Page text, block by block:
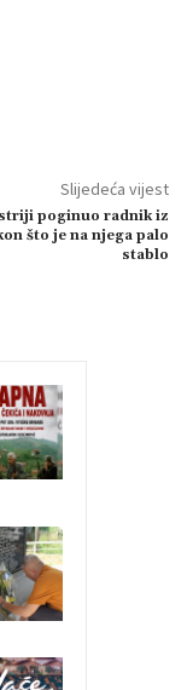
Slijedeća vijest
poginuo radnik iz
što je na njega palo
stablo